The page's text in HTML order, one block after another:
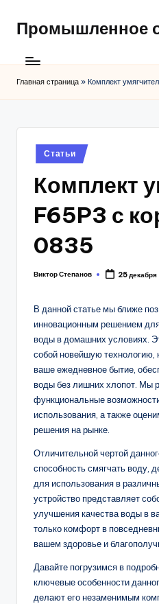
Промышленное
Главная страница » Комплект
Posted
in
Статьи
Комплект
F65P3 с
0835
Posted
Виктор Степанов 25
В данной статье мы ближе
инновационным решением
воды в домашних условиях.
собой новейшую технологию,
ваше ежедневное бытие,
воды без лишних хлопот. Мы
функциональные
использования, а также
решения на рынке.
Отличительной чертой
способность смягчать воду,
для использования в
устройство представляет
улучшения качества воды в
только комфорт в
вашем здоровье и
Давайте погрузимся в
ключевые особенности
делают его незаменимым